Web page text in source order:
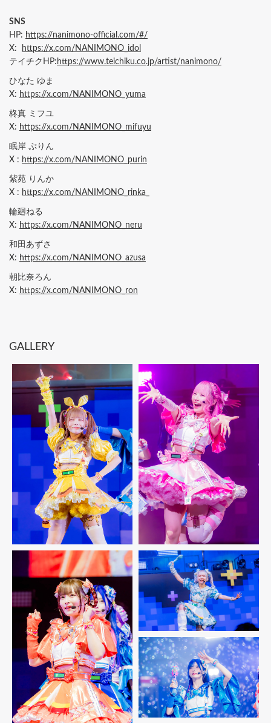
SNS
HP: https://nanimono-official.com/#/
X:
https://x.com/NANIMONO_idol
テイチクHP: https://www.teichiku.co.jp/artist/nanimono/
ひなた ゆま
X: https://x.com/NANIMONO_yuma
柊真 ミフユ
X: https://x.com/NANIMONO_mifuyu
眠岸 ぷりん
X : https://x.com/NANIMONO_purin
紫苑 りんか
X : https://x.com/NANIMONO_rinka_
輪廻ねる
X: https://x.com/NANIMONO_neru
和田あずさ
X: https://x.com/NANIMONO_azusa
朝比奈ろん
X: https://x.com/NANIMONO_ron
GALLERY